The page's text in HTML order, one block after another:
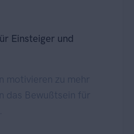
Einsteiger und
motivieren zu mehr
das Bewußtsein für